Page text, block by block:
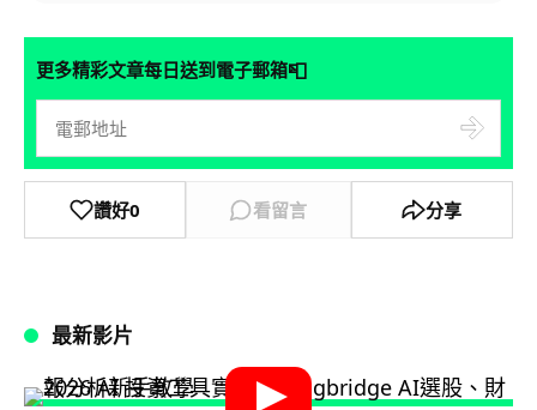
更多精彩文章每日送到電子郵箱📮
讚好0 看留言 分享
最新影片